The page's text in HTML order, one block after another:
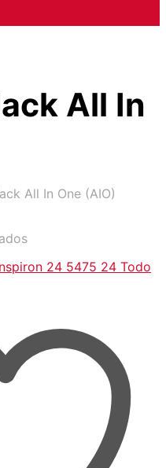
All In
All In One (AIO)
Sorted
latest